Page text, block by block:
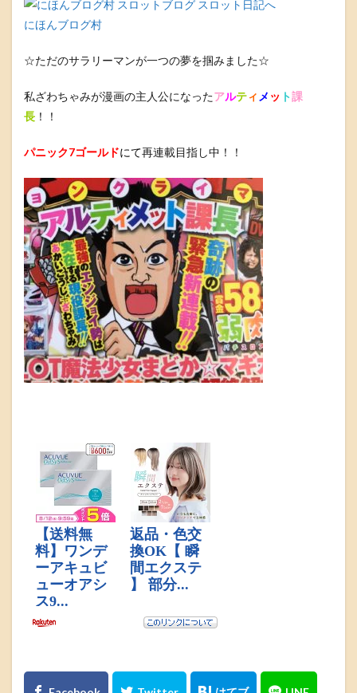
にほんブログ村
☆ただのサラリーマンが一つの夢を掴みました☆
私ざわちゃみが漫画の主人公になったアルティ メ ッ ト課
長 ！！
パニック7ゴールドにて再連載目指し中！！